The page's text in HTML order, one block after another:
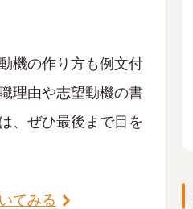
機の作り方も例文付
理由や志望動機の書
、ぜひ最後まで目を
てみる